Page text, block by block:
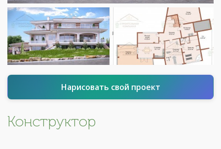
Нарисовать свой проект
Конструктор